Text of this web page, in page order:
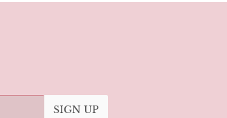
SIGN UP